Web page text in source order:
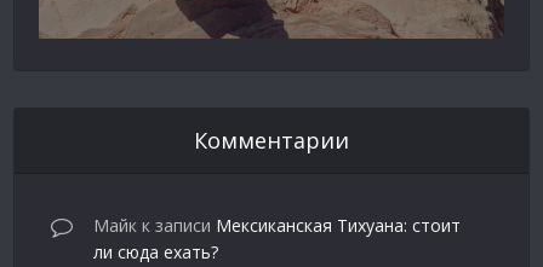
Комментарии
Майк к записи Мексиканская Тихуана: стоит
ли сюда ехать?